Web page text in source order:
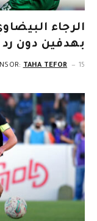
الرجاء
بهدفين دون رد
TAHA TEFOR 15 سبتمبر، 2025